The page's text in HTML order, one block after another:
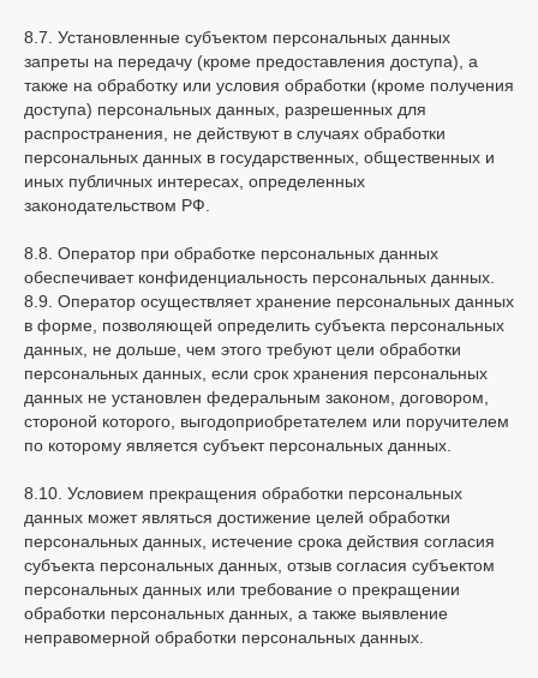
8.7. Установленные субъектом персональных данных
запреты на передачу (кроме предоставления доступа), а
также на обработку или условия обработки (кроме получения
доступа) персональных данных, разрешенных для
распространения, не действуют в случаях обработки
персональных данных в государственных, общественных и
иных публичных интересах, определенных
законодательством РФ.
8.8. Оператор при обработке персональных данных
обеспечивает конфиденциальность персональных данных.
8.9. Оператор осуществляет хранение персональных данных
в форме, позволяющей определить субъекта персональных
данных, не дольше, чем этого требуют цели обработки
персональных данных, если срок хранения персональных
данных не установлен федеральным законом, договором,
стороной которого, выгодоприобретателем или поручителем
по которому является субъект персональных данных.
8.10. Условием прекращения обработки персональных
данных может являться достижение целей обработки
персональных данных, истечение срока действия согласия
субъекта персональных данных, отзыв согласия субъектом
персональных данных или требование о прекращении
обработки персональных данных, а также выявление
неправомерной обработки персональных данных.